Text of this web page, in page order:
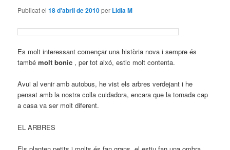
Publicat el18 d'abril de 2010per Lidia M
Es molt interessant començar una història nova i sempre és
també molt bonic , per tot aixó, estic molt contenta.
Avui al venir amb autobus, he vist els arbres verdejant i he
pensat amb la nostra colla cuidadora, encara que la tornada cap
a casa va ser molt diferent.
EL ARBRES